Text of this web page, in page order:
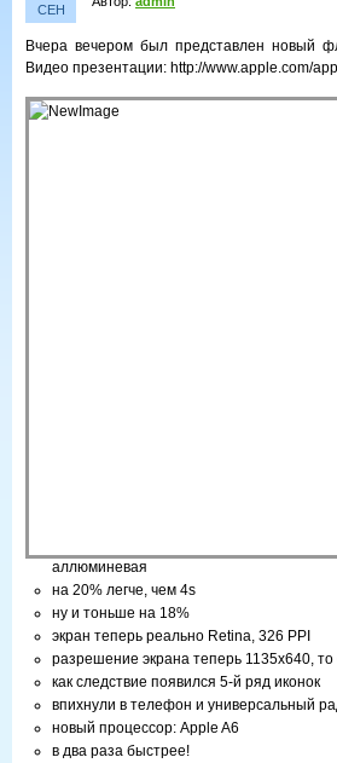
СЕН
Вчера вечером был представлен новый
Видео презентации: http://www.apple.com/
аллюминевая
на 20% легче, чем 4s
ну и тоньше на 18%
экран теперь реально Retina, 326 PPI
разрешение экрана теперь 1135х640,
как следствие появился 5-й ряд иконок
впихнули в телефон и универсальный
новый процессор: Apple A6
в два раза быстрее!